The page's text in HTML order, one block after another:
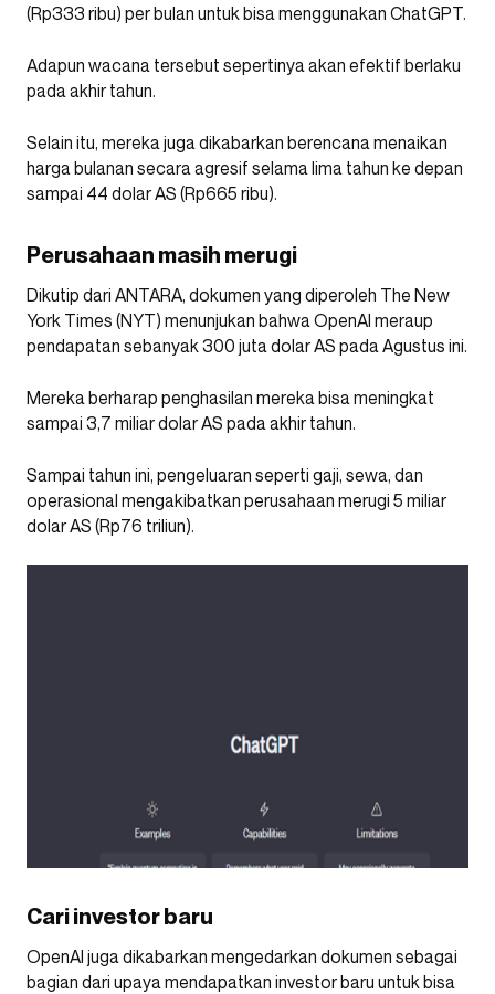
(Rp333 ribu) per bulan untuk bisa menggunakan ChatGPT.
Adapun wacana tersebut sepertinya akan efektif berlaku
pada akhir tahun.
Selain itu, mereka juga dikabarkan berencana menaikan
harga bulanan secara agresif selama lima tahun ke depan
sampai 44 dolar AS (Rp665 ribu).
Perusahaan masih merugi
Dikutip dari ANTARA, dokumen yang diperoleh The New
York Times (NYT) menunjukan bahwa OpenAI meraup
pendapatan sebanyak 300 juta dolar AS pada Agustus ini.
Mereka berharap penghasilan mereka bisa meningkat
sampai 3,7 miliar dolar AS pada akhir tahun.
Sampai tahun ini, pengeluaran seperti gaji, sewa, dan
operasional mengakibatkan perusahaan merugi 5 miliar
dolar AS (Rp76 triliun).
Cari investor baru
OpenAI juga dikabarkan mengedarkan dokumen sebagai
bagian dari upaya mendapatkan investor baru untuk bisa